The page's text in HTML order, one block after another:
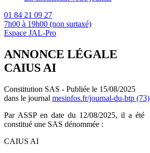
01 84 21 09 27
7h00 à 19h00 (non surtaxé)
Espace JAL-Pro
ANNONCE LÉGALE
CAIUS AI
Constitution SAS - Publiée le 15/08/2025
dans le journal mesinfos.fr/journal-du-btp (73)
Par ASSP en date du 12/08/2025, il a été
constitué une SAS dénommée :
CAIUS AI